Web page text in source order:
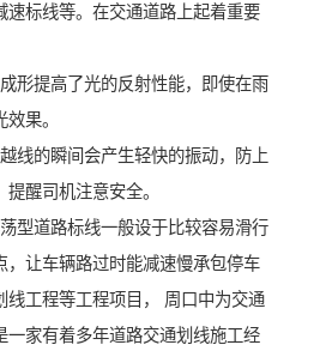
速标线等。在交通道路上起着重要
形提高了光的反射性能，即使在雨
果。
线的瞬间会产生轻快的振动，防上
醒司机注意安全。
型道路标线一般设于比较容易滑行
，让车辆路过时能减速慢承包停车
线工程等工程项目， 周口中为交通
一家有着多年道路交通划线施工经